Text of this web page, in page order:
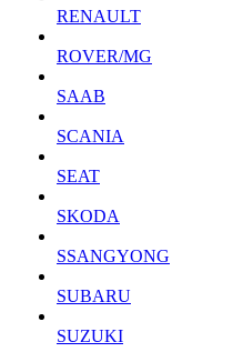
RENAULT
ROVER/MG
SAAB
SCANIA
SEAT
SKODA
SSANGYONG
SUBARU
SUZUKI